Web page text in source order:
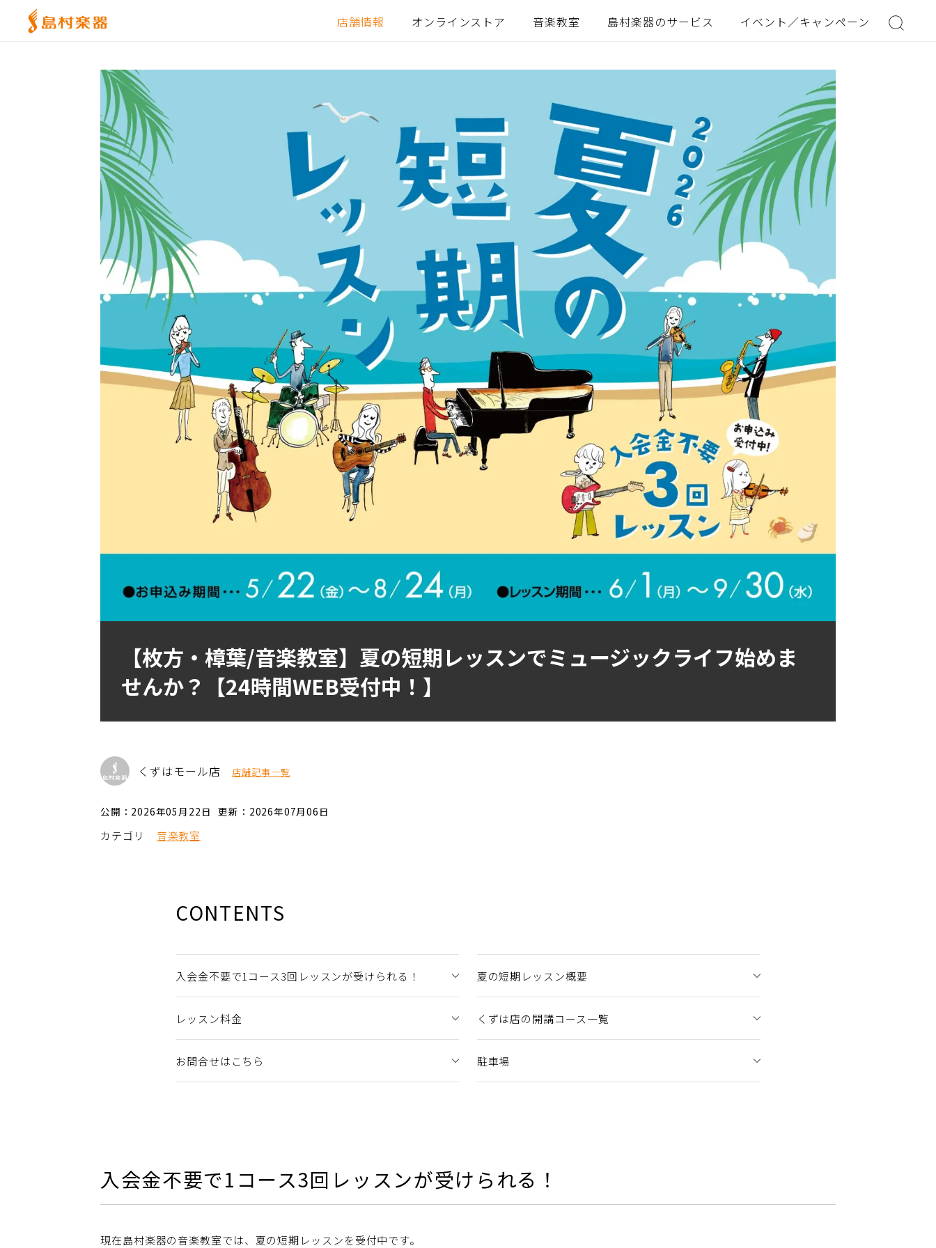
店舗情報 オンラインストア 音楽教室 島村楽器のサービス イベント／キャンペーン
【枚方・樟葉/音楽教室】夏の短期レッスンでミュージックライフ始めま
せんか？【24時間WEB受付中！】
くずはモール店 店舗記事一覧
公開：2026年05月22日 更新：2026年07月06日
カテゴリ 音楽教室
CONTENTS
入会金不要で1コース3回レッスンが受けられる！ 夏の短期レッスン概要
レッスン料金 くずは店の開講コース一覧
お問合せはこちら 駐車場
入会金不要で1コース3回レッスンが受けられる！
現在島村楽器の音楽教室では、夏の短期レッスンを受付中です。